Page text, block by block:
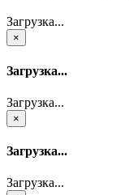
Загрузка...
×
Загрузка...
Загрузка...
×
Загрузка...
Загрузка...